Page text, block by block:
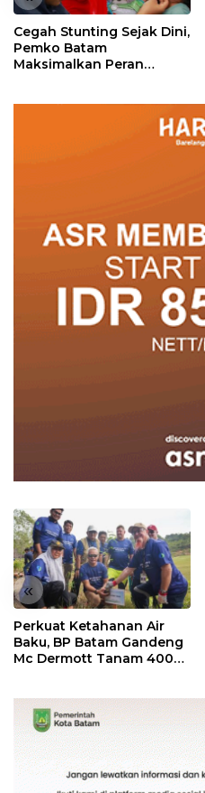
Cegah Stunting Sejak Dini,
Pemko Batam
Maksimalkan Peran
«
Perkuat Ketahanan Air
Baku, BP Batam Gandeng
Mc Dermott Tanam 400